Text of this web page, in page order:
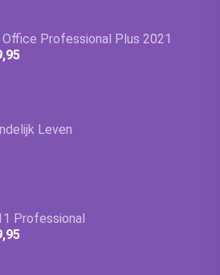
Professional Plus 2021
Leven
Professional